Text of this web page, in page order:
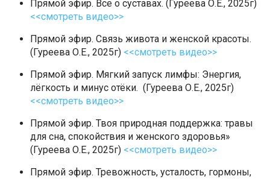
Прямой эфир. Все о суставах. (Гуреева О.Е., 2025г)
<<смотреть видео>>
Прямой эфир. Связь живота и женской красоты.
(Гуреева О.Е., 2025г) <<смотреть видео>>
Прямой эфир. Мягкий запуск лимфы: Энергия,
лёгкость и минус отёки. (Гуреева О.Е., 2025г)
<<смотреть видео>>
Прямой эфир. Твоя природная поддержка: травы
для сна, спокойствия и женского здоровья»
(Гуреева О.Е., 2025г) <<смотреть видео>>
Прямой эфир. Тревожность, усталость, гормоны,